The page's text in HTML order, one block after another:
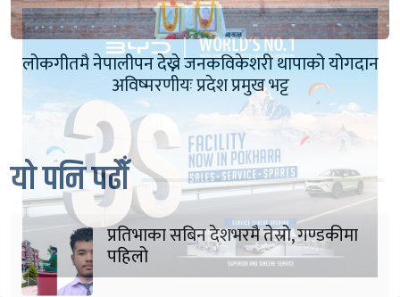
लोकगीतमै नेपालीपन देख्ने जनकविकेशरी थापाको योगदान
अविष्मरणीयः प्रदेश प्रमुख भट्ट
यो पनि पढौँ
प्रतिभाका सबिन देशभरमै तेस्रो, गण्डकीमा
पहिलो